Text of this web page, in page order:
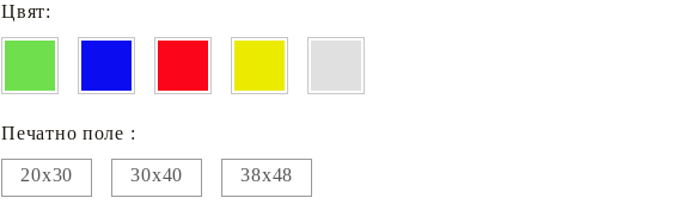
Цвят:
Печатно поле :
20х30 30х40 38х48